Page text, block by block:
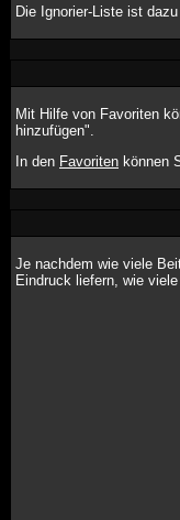
Die Ignorier-Liste ist
Mit Hilfe von Favoriten
hinzufügen".
In den Favoriten können
Je nachdem wie viele
Eindruck liefern, wie